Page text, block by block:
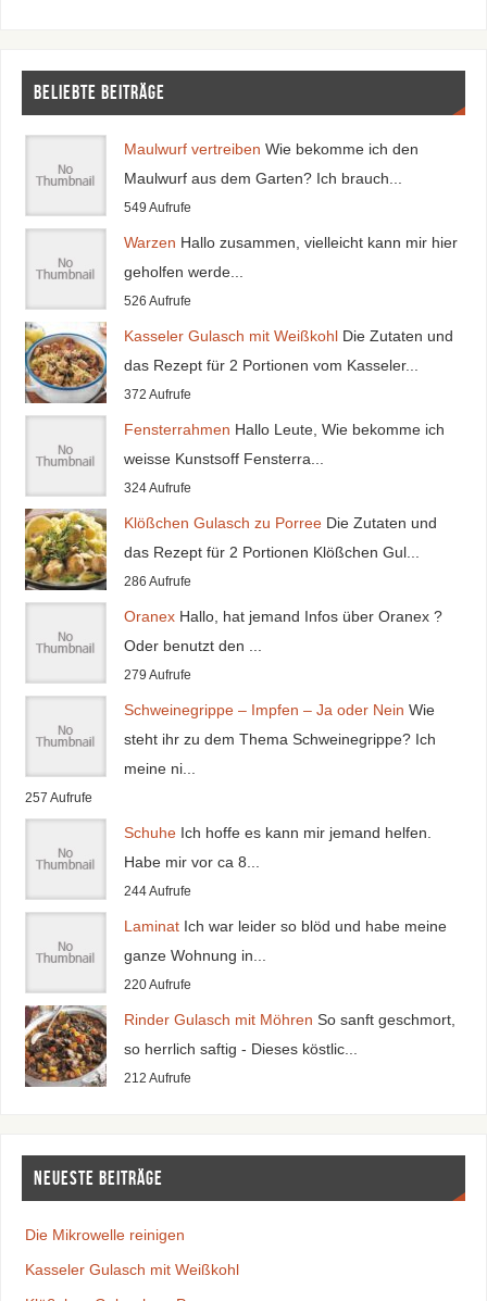
Beliebte Beiträge
Maulwurf vertreiben Wie bekomme ich den
Maulwurf aus dem Garten? Ich brauch...
549 Aufrufe
Warzen Hallo zusammen, vielleicht kann mir hier
geholfen werde...
526 Aufrufe
Kasseler Gulasch mit Weißkohl Die Zutaten und
das Rezept für 2 Portionen vom Kasseler...
372 Aufrufe
Fensterrahmen Hallo Leute, Wie bekomme ich
weisse Kunstsoff Fensterra...
324 Aufrufe
Klößchen Gulasch zu Porree Die Zutaten und
das Rezept für 2 Portionen Klößchen Gul...
286 Aufrufe
Oranex Hallo, hat jemand Infos über Oranex ?
Oder benutzt den ...
279 Aufrufe
Schweinegrippe – Impfen – Ja oder Nein Wie
steht ihr zu dem Thema Schweinegrippe? Ich
meine ni...
257 Aufrufe
Schuhe Ich hoffe es kann mir jemand helfen.
Habe mir vor ca 8...
244 Aufrufe
Laminat Ich war leider so blöd und habe meine
ganze Wohnung in...
220 Aufrufe
Rinder Gulasch mit Möhren So sanft geschmort,
so herrlich saftig - Dieses köstlic...
212 Aufrufe
Neueste Beiträge
Die Mikrowelle reinigen
Kasseler Gulasch mit Weißkohl